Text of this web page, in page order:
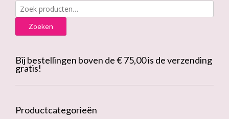
Zoeken
naar:
Zoeken
Bij bestellingen boven de € 75,00 is de verzending
gratis!
Productcategorieën